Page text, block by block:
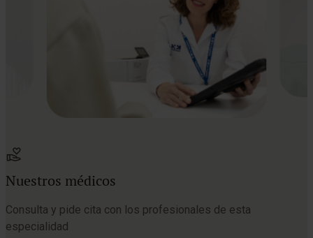
Nuestros médicos
Consulta y pide cita con los profesionales de esta
especialidad